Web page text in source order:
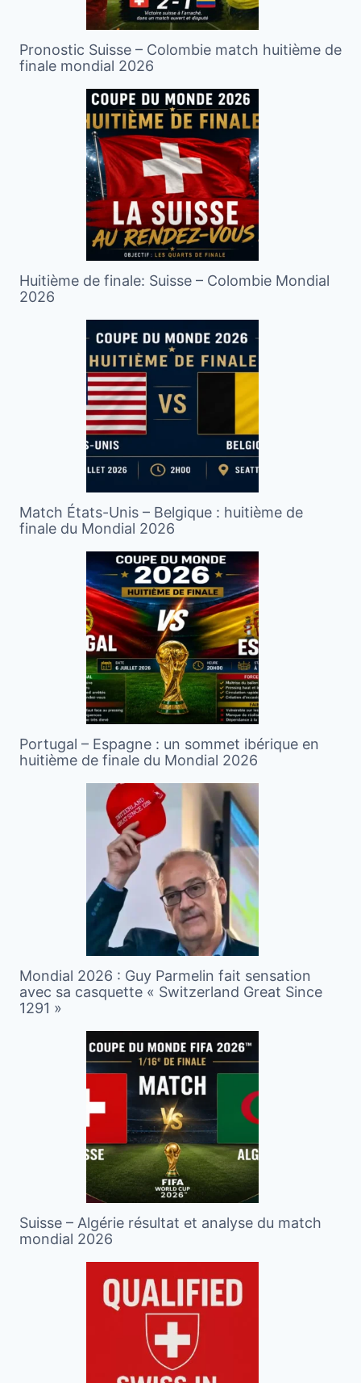
Pronostic Suisse – Colombie match huitième de
finale mondial 2026
Huitième de finale: Suisse – Colombie Mondial
2026
Match États-Unis – Belgique : huitième de
finale du Mondial 2026
Portugal – Espagne : un sommet ibérique en
huitième de finale du Mondial 2026
Mondial 2026 : Guy Parmelin fait sensation
avec sa casquette « Switzerland Great Since
1291 »
Suisse – Algérie résultat et analyse du match
mondial 2026